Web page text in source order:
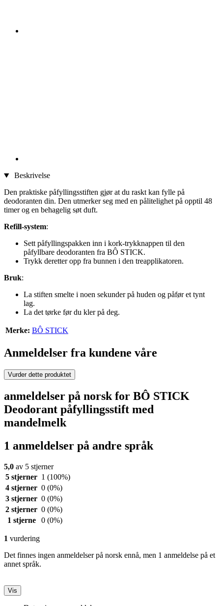
Beskrivelse
Den praktiske påfyllingsstiften gjør at du raskt kan fylle på
deodoranten din. Den utmerker seg med en pålitelighet på opptil 48
timer og en behagelig søt duft.
Refill-system:
Sett påfyllingspakken inn i kork-trykknappen til den
påfyllbare deodoranten fra BÔ STICK.
Trykk deretter opp fra bunnen i den treapplikatoren.
Bruk:
La stiften smelte i noen sekunder på huden og påfør et tynt
lag.
La det tørke før du kler på deg.
Merke: BÔ STICK
Anmeldelser fra kundene våre
Vurder dette produktet
anmeldelser på norsk for BÔ STICK
Deodorant påfyllingsstift med
mandelmelk
1 anmeldelser på andre språk
5,0 av 5 stjerner
5 stjerner 1 (100%)
4 stjerner 0 (0%)
3 stjerner 0 (0%)
2 stjerner 0 (0%)
1 stjerne
0 (0%)
1 vurdering
Det finnes ingen anmeldelser på norsk ennå, men 1 anmeldelse på et
annet språk.
Vis